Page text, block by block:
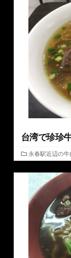
ー
台湾で珍珍
カ
テ
ゴ
永春駅近辺の牛